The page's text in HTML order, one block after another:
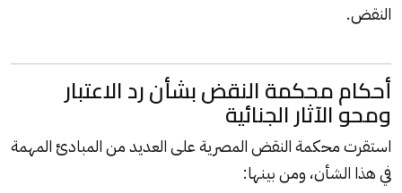
النقض.
أحكام محكمة النقض بشأن رد الاعتبار
ومحو الآثار الجنائية
استقرت محكمة النقض المصرية على العديد من المبادئ المهمة
في هذا الشأن، ومن بينها: